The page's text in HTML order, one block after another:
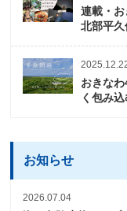
連載・
北部平
おきな
く包み
お知らせ
2026.07.04